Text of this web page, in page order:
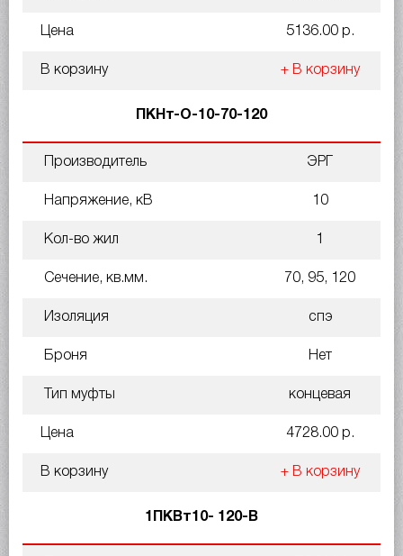
Цена 5136.00 р.
В корзину + В корзину
ПКНт-О-10-70-120
Производитель ЭРГ
Напряжение, кВ 10
Кол-во жил 1
Сечение, кв.мм. 70, 95, 120
Изоляция спэ
Броня Нет
Тип муфты концевая
Цена 4728.00 р.
В корзину + В корзину
1ПКВт10- 120-В